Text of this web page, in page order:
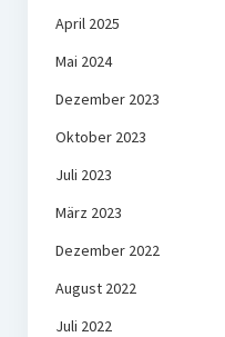
April 2025
Mai 2024
Dezember 2023
Oktober 2023
Juli 2023
März 2023
Dezember 2022
August 2022
Juli 2022